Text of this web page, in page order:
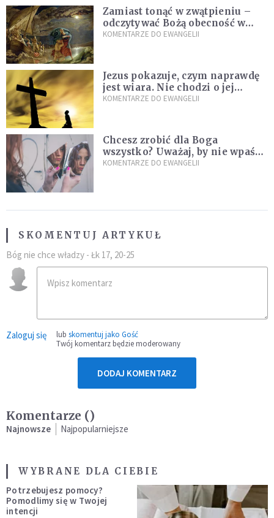
Zamiast tonąć w zwątpieniu –
odczytywać Bożą obecność w
burzach codziennego życia
KOMENTARZE DO EWANGELII
Jezus pokazuje, czym naprawdę
jest wiara. Nie chodzi o jej
wielkość
KOMENTARZE DO EWANGELII
Chcesz zrobić dla Boga
wszystko? Uważaj, by nie wpaść
w groźną pułapkę
KOMENTARZE DO EWANGELII
SKOMENTUJ ARTYKUŁ
Bóg nie chce władzy - Łk 17, 20-25
Zaloguj się lub skomentuj jako Gość
Twój komentarz będzie moderowany
DODAJ KOMENTARZ
Komentarze ()
Najnowsze Najpopularniejsze
WYBRANE DLA CIEBIE
Potrzebujesz pomocy?
Pomodlimy się w Twojej
intencji